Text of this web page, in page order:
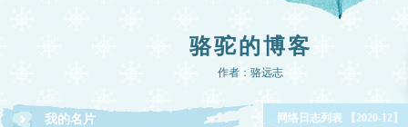
骆驼的博客
作者：骆远志
我的名片 网络日志列表 【2020-12】